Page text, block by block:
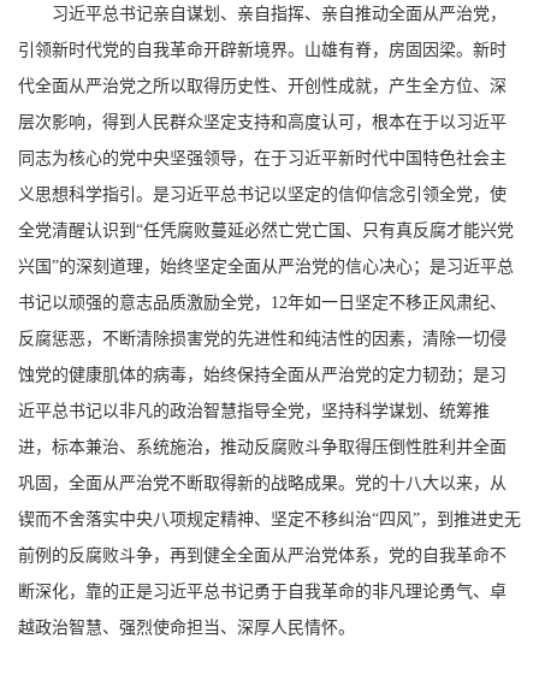
习近平总书记亲自谋划、亲自指挥、亲自推动全面从严治党，
引领新时代党的自我革命开辟新境界。山雄有脊，房固因梁。新时
代全面从严治党之所以取得历史性、开创性成就，产生全方位、深
层次影响，得到人民群众坚定支持和高度认可，根本在于以习近平
同志为核心的党中央坚强领导，在于习近平新时代中国特色社会主
义思想科学指引。是习近平总书记以坚定的信仰信念引领全党，使
全党清醒认识到“任凭腐败蔓延必然亡党亡国、只有真反腐才能兴党
兴国”的深刻道理，始终坚定全面从严治党的信心决心；是习近平总
书记以顽强的意志品质激励全党，12年如一日坚定不移正风肃纪、
反腐惩恶，不断清除损害党的先进性和纯洁性的因素，清除一切侵
蚀党的健康肌体的病毒，始终保持全面从严治党的定力韧劲；是习
近平总书记以非凡的政治智慧指导全党，坚持科学谋划、统筹推
进，标本兼治、系统施治，推动反腐败斗争取得压倒性胜利并全面
巩固，全面从严治党不断取得新的战略成果。党的十八大以来，从
锲而不舍落实中央八项规定精神、坚定不移纠治“四风”，到推进史无
前例的反腐败斗争，再到健全全面从严治党体系，党的自我革命不
断深化，靠的正是习近平总书记勇于自我革命的非凡理论勇气、卓
越政治智慧、强烈使命担当、深厚人民情怀。